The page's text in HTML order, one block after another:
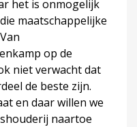
het is onmogelijk
maatschappelijke
op de
niet verwacht dat
de beste zijn.
en daar willen we
naartoe